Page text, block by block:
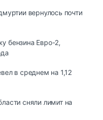
вернулось почти
бензина Евро-2,
в среднем на 1,12
сняли лимит на